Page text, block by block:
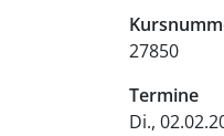
27850
Termine
Di.,